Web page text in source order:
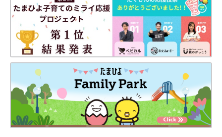
てあげられなかったな、と今思い出しても情けなく感じてしまい
ます。
妻は「搾乳が痛い」と言いながらも、弱音を吐かずにできること
をやるしかない、と前向きに頑張っていました。
面会時間は、楽しい刺激をたくさん与えたかった